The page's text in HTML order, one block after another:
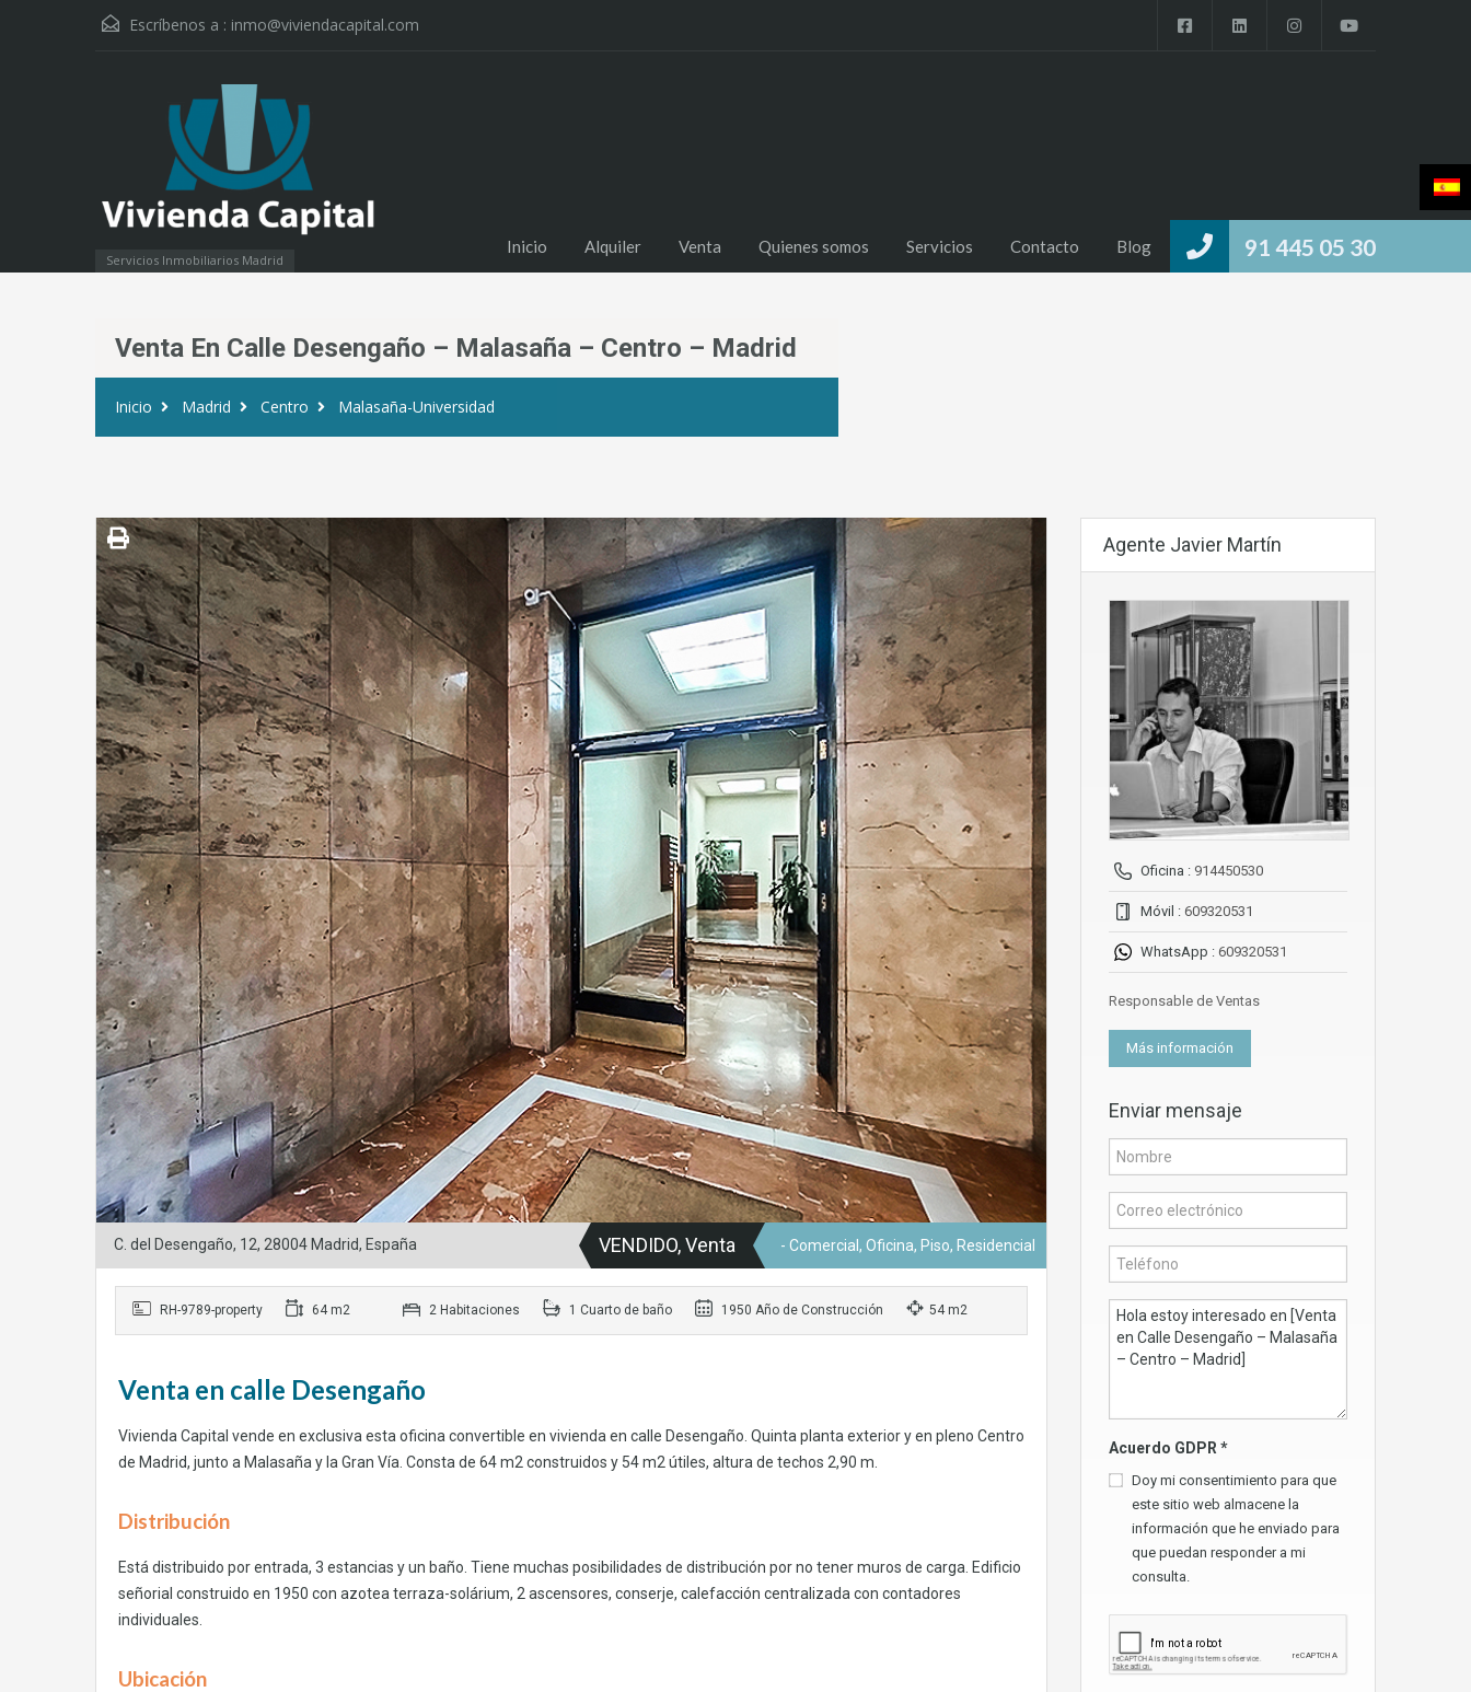
Escríbenos a : inmo@viviendacapital.com
Servicios Inmobiliarios Madrid 91 445 05 30
Inicio Alquiler Venta Quienes somos Servicios Contacto Blog
Venta En Calle Desengaño – Malasaña – Centro – Madrid
Inicio Madrid Centro Malasaña-Universidad
C. del Desengaño, 12, 28004 Madrid, España VENDIDO, Venta - Comercial, Oficina, Piso, Residencial
RH-9789-property 64 m2 2 Habitaciones 1 Cuarto de baño 1950 Año de Construcción 54 m2
Venta en calle Desengaño
Vivienda Capital vende en exclusiva esta oficina convertible en vivienda en calle Desengaño. Quinta planta exterior y en pleno Centro
de Madrid, junto a Malasaña y la Gran Vía. Consta de 64 m2 construidos y 54 m2 útiles, altura de techos 2,90 m.
Distribución
Está distribuido por entrada, 3 estancias y un baño. Tiene muchas posibilidades de distribución por no tener muros de carga. Edificio
señorial construido en 1950 con azotea terraza-solárium, 2 ascensores, conserje, calefacción centralizada con contadores
individuales.
Ubicación
Agente Javier Martín
Oficina : 914450530
Móvil : 609320531
WhatsApp : 609320531
Responsable de Ventas
Más información
Enviar mensaje
Acuerdo GDPR *
Doy mi consentimiento para que
este sitio web almacene la
información que he enviado para
que puedan responder a mi
consulta.